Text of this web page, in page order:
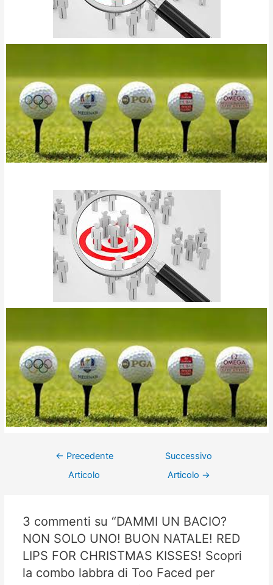
← Precedente
Articolo
Successivo
Articolo →
3 commenti su “DAMMI UN BACIO?
NON SOLO UNO! BUON NATALE! RED
LIPS FOR CHRISTMAS KISSES! Scopri
la combo labbra di Too Faced per